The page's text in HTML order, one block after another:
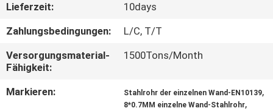
MIT
UNS
IN
VERBINDUNG
Lieferzeit:
10days
Zahlungsbedingungen:
L/C, T/T
Versorgungsmaterial-
Fähigkeit:
1500Tons/Month
Markieren: Stahlrohr der einzelnen Wand-EN10139,
8*0.7MM einzelne Wand-Stahlrohr,